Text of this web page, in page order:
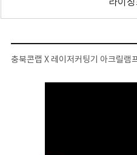
라이
충북콘랩 X 레이저커팅기 아크릴램